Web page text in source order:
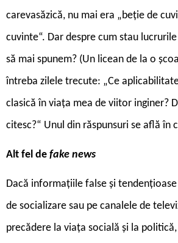
carevasăzică, nu mai era „beție de
cuvinte“. Dar despre cum stau
să mai spunem? (Un licean de la o
întreba zilele trecute: „Ce
clasică în viața mea de viitor inginer?
citesc?“ Unul din răspunsuri se află în
Alt fel de fake news
Dacă informațiile false și
de socializare sau pe canalele de
precădere la viața socială și la